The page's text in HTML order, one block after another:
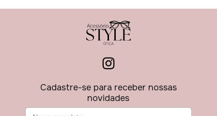
Cadastre-se para receber nossas
novidades